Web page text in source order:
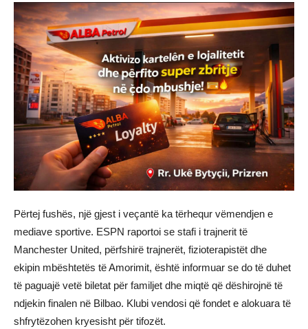
Përtej fushës, një gjest i veçantë ka tërhequr vëmendjen e
mediave sportive. ESPN raportoi se stafi i trajnerit të
Manchester United, përfshirë trajnerët, fizioterapistët dhe
ekipin mbështetës të Amorimit, është informuar se do të duhet
të paguajë vetë biletat për familjet dhe miqtë që dëshirojnë të
ndjekin finalen në Bilbao. Klubi vendosi që fondet e alokuara të
shfrytëzohen kryesisht për tifozët.